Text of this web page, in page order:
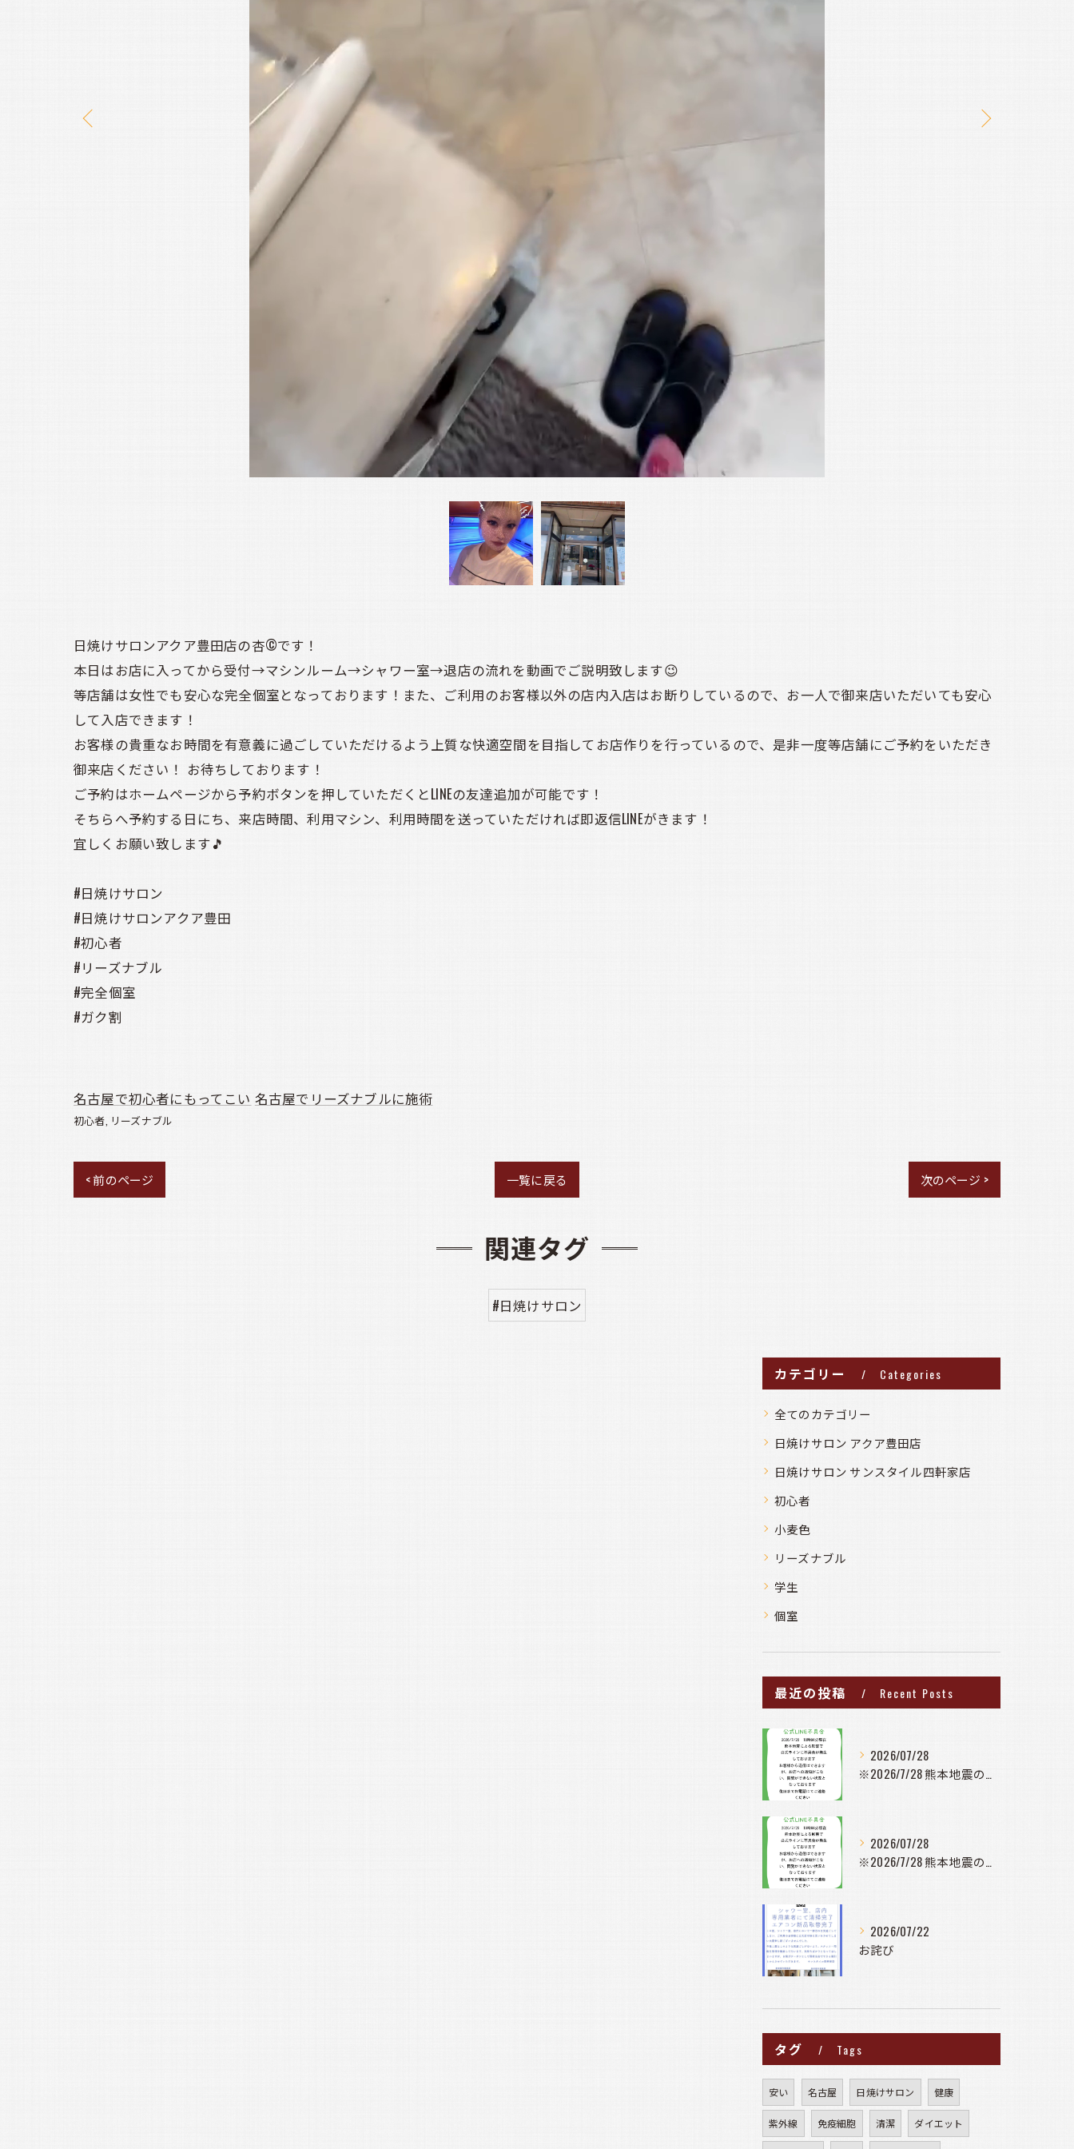
日焼けサロンアクア豊田店の杏©️です！
本日はお店に入ってから受付→マシンルーム→シャワー室→退店の流れを動画でご説明致します😉
等店舗は女性でも安心な完全個室となっております！また、ご利用のお客様以外の店内入店はお断りしているので、お一人で御来店いただいても安心
して入店できます！
お客様の貴重なお時間を有意義に過ごしていただけるよう上質な快適空間を目指してお店作りを行っているので、是非一度等店舗にご予約をいただき
御来店ください！ お待ちしております！
ご予約はホームページから予約ボタンを押していただくとLINEの友達追加が可能です！
そちらへ予約する日にち、来店時間、利用マシン、利用時間を送っていただければ即返信LINEがきます！
宜しくお願い致します🎵
#日焼けサロン
#日焼けサロンアクア豊田
#初心者
#リーズナブル
#完全個室
#ガク割
名古屋で初心者にもってこい 名古屋でリーズナブルに施術
初心者 リーズナブル
< 前のページ 一覧に戻る 次のページ >
関連タグ
#日焼けサロン
カテゴリー Categories
全てのカテゴリー
日焼けサロン アクア豊田店
日焼けサロン サンスタイル四軒家店
初心者
小麦色
リーズナブル
学生
個室
最近の投稿 Recent Posts
2026/07/28
※2026/7/28 熊本地震の影響で公式ラインに不具合が発...
2026/07/28
※2026/7/28 熊本地震の影響で公式ラインに不具合が発...
2026/07/22
お詫び
タグ Tags
安い 名古屋 日焼けサロン 健康
紫外線 免疫細胞 清潔 ダイエット